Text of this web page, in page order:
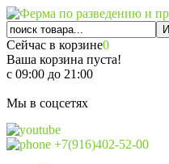
Сейчас в корзине0
Ваша корзина пуста!
с 09:00 до 21:00
Мы в соцсетях
+7(916)402-52-00